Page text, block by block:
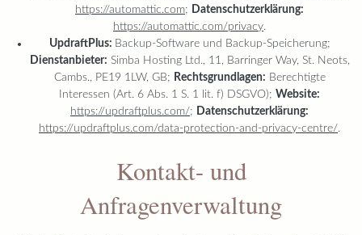
https://automattic.com; Datenschutzerklärung:
https://automattic.com/privacy.
UpdraftPlus: Backup-Software und Backup-Speicherung;
Dienstanbieter: Simba Hosting Ltd., 11, Barringer Way, St. Neots,
Cambs., PE19 1LW, GB; Rechtsgrundlagen: Berechtigte
Interessen (Art. 6 Abs. 1 S. 1 lit. f) DSGVO); Website:
https://updraftplus.com/; Datenschutzerklärung:
https://updraftplus.com/data-protection-and-privacy-centre/.
Kontakt- und
Anfragenverwaltung